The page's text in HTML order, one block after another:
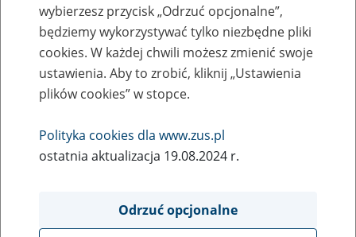
Ułatwienia dla osób z
niepełnosprawnością ruchu w
Oddziale ZUS w Biłgoraju
Obsługa klientów
wybierzesz przycisk „Odrzuć opcjonalne”,
będziemy wykorzystywać tylko niezbędne pliki
cookies. W każdej chwili możesz zmienić swoje
ustawienia. Aby to zrobić, kliknij „Ustawienia
plików cookies” w stopce.
Polityka cookies dla www.zus.pl
ostatnia aktualizacja 19.08.2024 r.
Odrzuć opcjonalne